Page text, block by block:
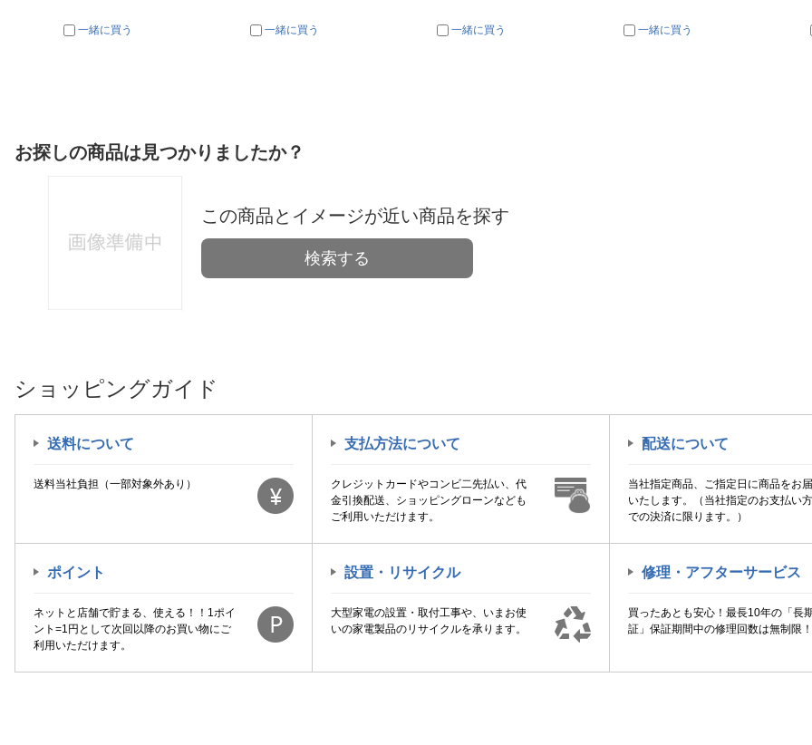
一緒に買う 一緒に買う 一緒に買う 一緒に買う
お探しの商品は見つかりましたか？
この商品とイメージが近い商品を探す
検索する
ショッピングガイド
送料について
送料当社負担（一部対象外あり）
支払方法について
クレジットカードやコンビ二先払い、代
金引換配送、ショッピングローンなども
ご利用いただけます。
配送について
当社指定商品、ご指定日に商品をお
いたします。（当社指定のお支払い
での決済に限ります。）
ポイント
ネットと店舗で貯まる、使える！！1ポイ
ント=1円として次回以降のお買い物にご
利用いただけます。
設置・リサイクル
大型家電の設置・取付工事や、いまお使
いの家電製品のリサイクルを承ります。
修理・アフターサービス
買ったあとも安心！最長10年の「長
証」保証期間中の修理回数は無制限！